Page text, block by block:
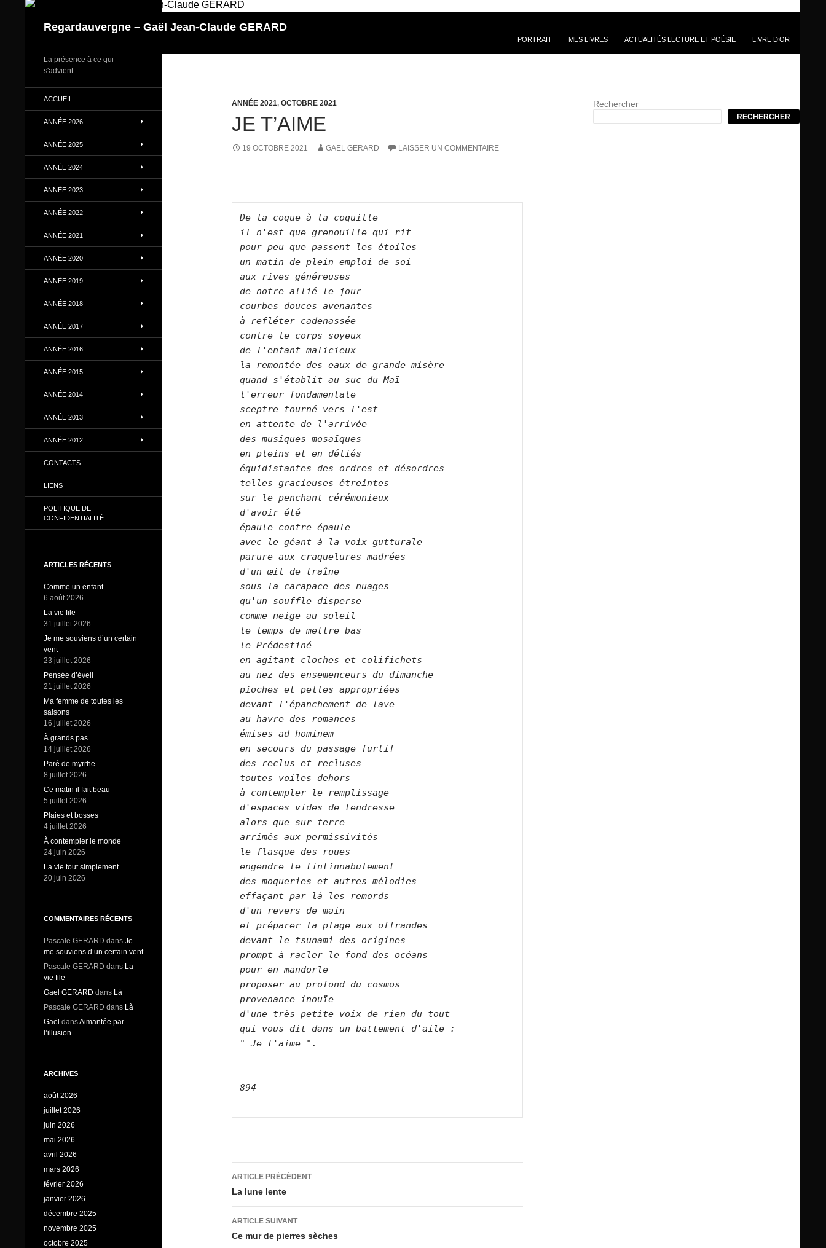
Regardauvergne – Gaël Jean-Claude GERARD
PORTRAIT MES LIVRES ACTUALITÉS LECTURE ET POÉSIE LIVRE D’OR
ANNÉE 2021, OCTOBRE 2021
JE T’AIME
19 OCTOBRE 2021 GAEL GERARD LAISSER UN COMMENTAIRE
De la coque à la coquille
il n'est que grenouille qui rit
pour peu que passent les étoiles
un matin de plein emploi de soi
aux rives généreuses
de notre allié le jour
courbes douces avenantes
à refléter cadenassée
contre le corps soyeux
de l'enfant malicieux
la remontée des eaux de grande misère
quand s'établit au suc du Maï
l'erreur fondamentale
sceptre tourné vers l'est
en attente de l'arrivée
des musiques mosaïques
en pleins et en déliés
équidistantes des ordres et désordres
telles gracieuses étreintes
sur le penchant cérémonieux
d'avoir été
épaule contre épaule
avec le géant à la voix gutturale
parure aux craquelures madrées
d'un œil de traîne
sous la carapace des nuages
qu'un souffle disperse
comme neige au soleil
le temps de mettre bas
le Prédestiné
en agitant cloches et colifichets
au nez des ensemenceurs du dimanche
pioches et pelles appropriées
devant l'épanchement de lave
au havre des romances
émises ad hominem
en secours du passage furtif
des reclus et recluses
toutes voiles dehors
à contempler le remplissage
d'espaces vides de tendresse
alors que sur terre
arrimés aux permissivités
le flasque des roues
engendre le tintinnabulement
des moqueries et autres mélodies
effaçant par là les remords
d'un revers de main
et préparer la plage aux offrandes
devant le tsunami des origines
prompt à racler le fond des océans
pour en mandorle
proposer au profond du cosmos
provenance inouïe
d'une très petite voix de rien du tout
qui vous dit dans un battement d'aile :
" Je t'aime ".
894
Navigation
des
articles
ARTICLE PRÉCÉDENT
La lune lente
ARTICLE SUIVANT
Ce mur de pierres sèches
Rechercher
RECHERCHER
La présence à ce qui
s'advient
ACCUEIL
ANNÉE 2026
ANNÉE 2025
ANNÉE 2024
ANNÉE 2023
ANNÉE 2022
ANNÉE 2021
ANNÉE 2020
ANNÉE 2019
ANNÉE 2018
ANNÉE 2017
ANNÉE 2016
ANNÉE 2015
ANNÉE 2014
ANNÉE 2013
ANNÉE 2012
CONTACTS
LIENS
POLITIQUE DE
CONFIDENTIALITÉ
ARTICLES RÉCENTS
Comme un enfant
6 août 2026
La vie file
31 juillet 2026
Je me souviens d’un certain
vent
23 juillet 2026
Pensée d’éveil
21 juillet 2026
Ma femme de toutes les
saisons
16 juillet 2026
À grands pas
14 juillet 2026
Paré de myrrhe
8 juillet 2026
Ce matin il fait beau
5 juillet 2026
Plaies et bosses
4 juillet 2026
À contempler le monde
24 juin 2026
La vie tout simplement
20 juin 2026
COMMENTAIRES RÉCENTS
Pascale GERARD dans Je
me souviens d’un certain vent
Pascale GERARD dans La
vie file
Gael GERARD dans Là
Pascale GERARD dans Là
Gaël dansAimantée par
l’illusion
ARCHIVES
août 2026
juillet 2026
juin 2026
mai 2026
avril 2026
mars 2026
février 2026
janvier 2026
décembre 2025
novembre 2025
octobre 2025